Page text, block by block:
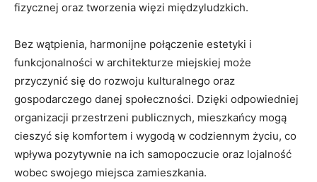
fizycznej oraz tworzenia⁤ więzi‌ międzyludzkich.
Bez wątpienia, harmonijne ‍połączenie estetyki ⁣i
funkcjonalności w ⁤architekturze miejskiej może
przyczynić ‍się do rozwoju kulturalnego oraz⁣
gospodarczego ⁣danej społeczności. Dzięki⁤ odpowiedniej‌
organizacji przestrzeni publicznych, mieszkańcy mogą
cieszyć się komfortem i ⁣wygodą w codziennym‍ życiu, co
wpływa⁣ pozytywnie na ich samopoczucie⁢ oraz lojalność
wobec swojego‍ miejsca⁢ zamieszkania. ​